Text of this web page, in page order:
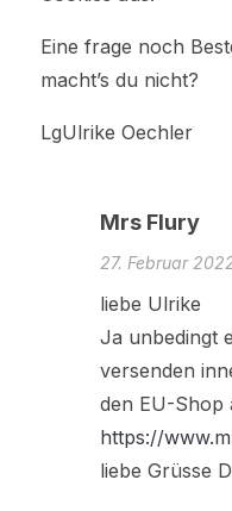
Eine frage noch
macht’s du nicht?
LgUlrike Oechler
Mrs Flury
27. Februar
liebe Ulrike
Ja unbedingt
versenden
den EU-Shop
https://
liebe Grüsse